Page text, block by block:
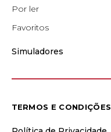
Por ler
Favoritos
Simuladores
TERMOS E CONDIÇÕES